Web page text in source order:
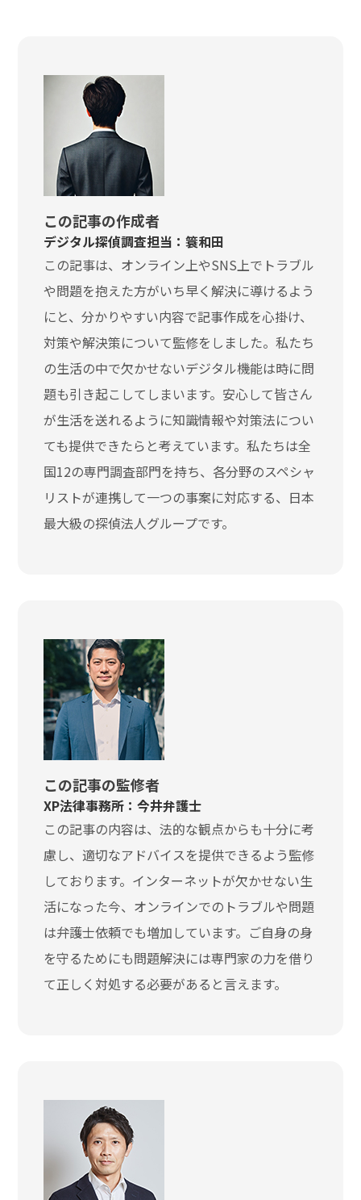
この記事の作成者
デジタル探偵調査担当：簑和田
この記事は、オンライン上やSNS上でトラブル
や問題を抱えた方がいち早く解決に導けるよう
にと、分かりやすい内容で記事作成を心掛け、
対策や解決策について監修をしました。私たち
の生活の中で欠かせないデジタル機能は時に問
題も引き起こしてしまいます。安心して皆さん
が生活を送れるように知識情報や対策法につい
ても提供できたらと考えています。私たちは全
国12の専門調査部門を持ち、各分野のスペシャ
リストが連携して一つの事案に対応する、日本
最大級の探偵法人グループです。
この記事の監修者
XP法律事務所：今井弁護士
この記事の内容は、法的な観点からも十分に考
慮し、適切なアドバイスを提供できるよう監修
しております。インターネットが欠かせない生
活になった今、オンラインでのトラブルや問題
は弁護士依頼でも増加しています。ご自身の身
を守るためにも問題解決には専門家の力を借り
て正しく対処する必要があると言えます。